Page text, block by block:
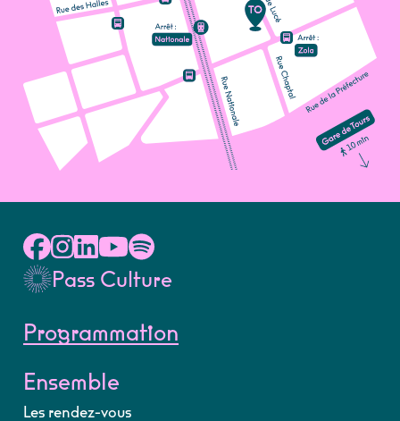
Pass Culture
Programmation
Ensemble
Les rendez-vous